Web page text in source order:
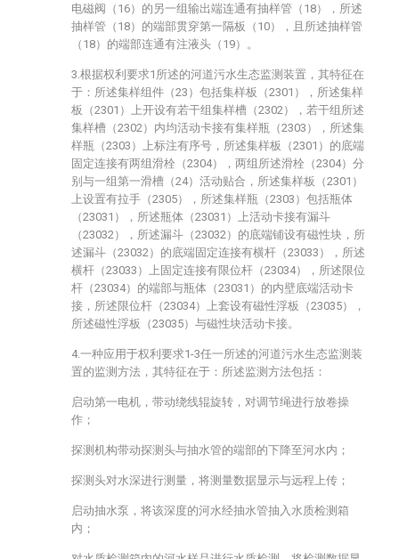
电磁阀（16）的另一组输出端连通有抽样管（18），所述
抽样管（18）的端部贯穿第一隔板（10），且所述抽样管
（18）的端部连通有注液头（19）。
3.根据权利要求1所述的河道污水生态监测装置，其特征在
于：所述集样组件（23）包括集样板（2301），所述集样
板（2301）上开设有若干组集样槽（2302），若干组所述
集样槽（2302）内均活动卡接有集样瓶（2303），所述集
样瓶（2303）上标注有序号，所述集样板（2301）的底端
固定连接有两组滑栓（2304），两组所述滑栓（2304）分
别与一组第一滑槽（24）活动贴合，所述集样板（2301）
上设置有拉手（2305），所述集样瓶（2303）包括瓶体
（23031），所述瓶体（23031）上活动卡接有漏斗
（23032），所述漏斗（23032）的底端铺设有磁性块，所
述漏斗（23032）的底端固定连接有横杆（23033），所述
横杆（23033）上固定连接有限位杆（23034），所述限位
杆（23034）的端部与瓶体（23031）的内壁底端活动卡
接，所述限位杆（23034）上套设有磁性浮板（23035），
所述磁性浮板（23035）与磁性块活动卡接。
4.一种应用于权利要求1-3任一所述的河道污水生态监测装
置的监测方法，其特征在于：所述监测方法包括：
启动第一电机，带动绕线辊旋转，对调节绳进行放卷操
作；
探测机构带动探测头与抽水管的端部的下降至河水内；
探测头对水深进行测量，将测量数据显示与远程上传；
启动抽水泵，将该深度的河水经抽水管抽入水质检测箱
内；